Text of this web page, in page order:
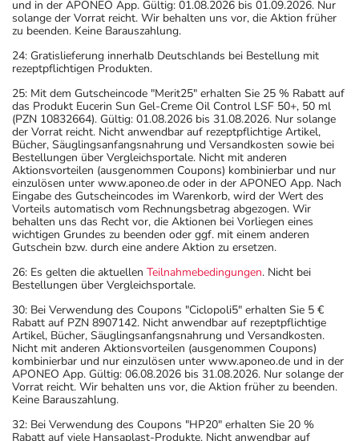
und in der APONEO App. Gültig: 01.08.2026 bis 01.09.2026. Nur
solange der Vorrat reicht. Wir behalten uns vor, die Aktion früher
zu beenden. Keine Barauszahlung.
24: Gratislieferung innerhalb Deutschlands bei Bestellung mit
rezeptpflichtigen Produkten.
25: Mit dem Gutscheincode "Merit25" erhalten Sie 25 % Rabatt auf
das Produkt Eucerin Sun Gel-Creme Oil Control LSF 50+, 50 ml
(PZN 10832664). Gültig: 01.08.2026 bis 31.08.2026. Nur solange
der Vorrat reicht. Nicht anwendbar auf rezeptpflichtige Artikel,
Bücher, Säuglingsanfangsnahrung und Versandkosten sowie bei
Bestellungen über Vergleichsportale. Nicht mit anderen
Aktionsvorteilen (ausgenommen Coupons) kombinierbar und nur
einzulösen unter www.aponeo.de oder in der APONEO App. Nach
Eingabe des Gutscheincodes im Warenkorb, wird der Wert des
Vorteils automatisch vom Rechnungsbetrag abgezogen. Wir
behalten uns das Recht vor, die Aktionen bei Vorliegen eines
wichtigen Grundes zu beenden oder ggf. mit einem anderen
Gutschein bzw. durch eine andere Aktion zu ersetzen.
26: Es gelten die aktuellen Teilnahmebedingungen. Nicht bei
Bestellungen über Vergleichsportale.
30: Bei Verwendung des Coupons "Ciclopoli5" erhalten Sie 5 €
Rabatt auf PZN 8907142. Nicht anwendbar auf rezeptpflichtige
Artikel, Bücher, Säuglingsanfangsnahrung und Versandkosten.
Nicht mit anderen Aktionsvorteilen (ausgenommen Coupons)
kombinierbar und nur einzulösen unter www.aponeo.de und in der
APONEO App. Gültig: 06.08.2026 bis 31.08.2026. Nur solange der
Vorrat reicht. Wir behalten uns vor, die Aktion früher zu beenden.
Keine Barauszahlung.
32: Bei Verwendung des Coupons "HP20" erhalten Sie 20 %
Rabatt auf viele Hansaplast-Produkte. Nicht anwendbar auf